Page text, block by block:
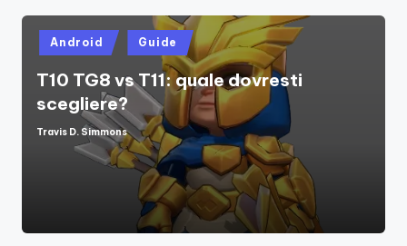
Posted
in
Android Guide
T10 TG8 vs T11: quale dovresti
scegliere?
Posted
Travis D. Simmons